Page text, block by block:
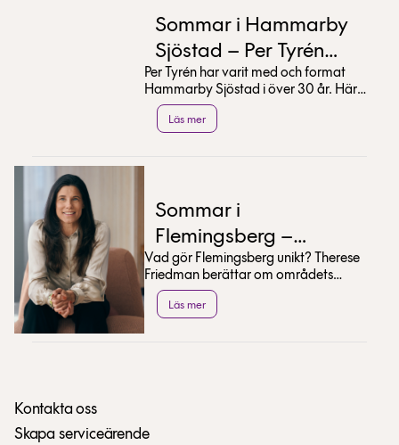
Sommar i Hammarby
Sjöstad – Per Tyrén
tipsar
Per Tyrén har varit med och format
Hammarby Sjöstad i över 30 år. Här
delar han med sig av sina bästa tips
för en sommar...
Läs mer
Sommar i
Flemingsberg –
Therese Friedman
tipsar
Vad gör Flemingsberg unikt? Therese
Friedman berättar om områdets
utveckling och delar med sig av sina
bästa sommartips.
Läs mer
Kontakta oss
Skapa serviceärende